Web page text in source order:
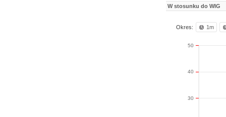
W stosunku do WIG
Okres: 1m
30
40
50